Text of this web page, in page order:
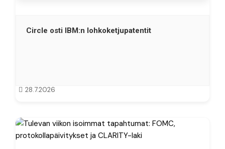
Circle osti IBM:n lohkoketjupatentit
28.7.2026